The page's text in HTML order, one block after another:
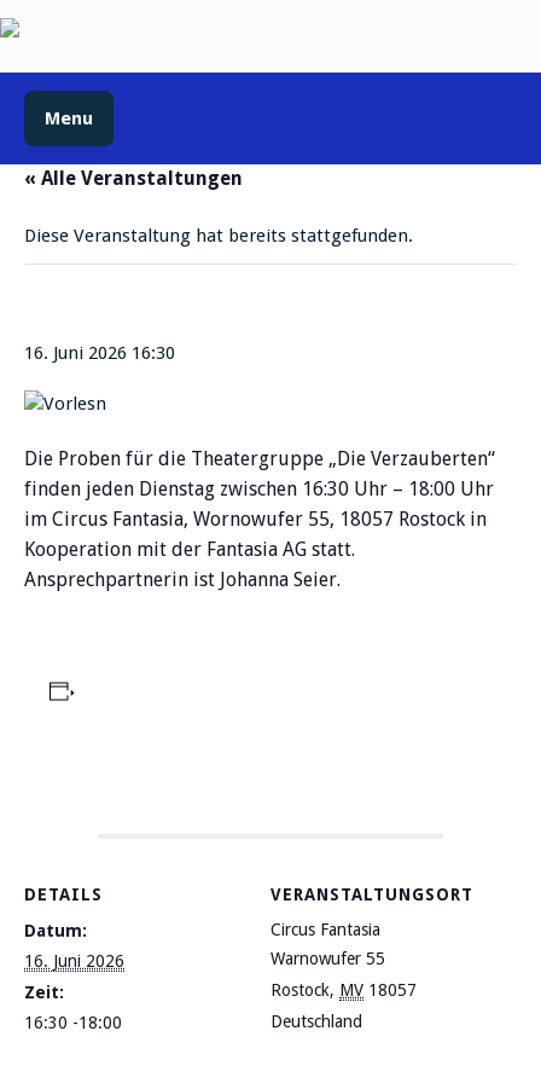
Menu
« Alle Veranstaltungen
Diese Veranstaltung hat bereits stattgefunden.
16. Juni 2026 16:30
Die Proben für die Theatergruppe „Die Verzauberten“
finden jeden Dienstag zwischen 16:30 Uhr – 18:00 Uhr
im Circus Fantasia, Wornowufer 55, 18057 Rostock in
Kooperation mit der Fantasia AG statt.
Ansprechpartnerin ist Johanna Seier.
DETAILS
Datum:
16. Juni 2026
Zeit:
16:30 -18:00
VERANSTALTUNGSORT
Circus Fantasia
Warnowufer 55
Rostock, MV 18057
Deutschland